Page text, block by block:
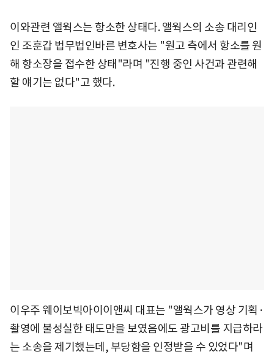
이와관련 앨웍스는 항소한 상태다. 앨웍스의 소송 대리인
인 조훈갑 법무법인바른 변호사는 "원고 측에서 항소를 원
해 항소장을 접수한 상태"라며 "진행 중인 사건과 관련해
할 얘기는 없다"고 했다.
이우주 웨이보빅아이이앤씨 대표는 "앨웍스가 영상 기획·
촬영에 불성실한 태도만을 보였음에도 광고비를 지급하라
는 소송을 제기했는데, 부당함을 인정받을 수 있었다"며